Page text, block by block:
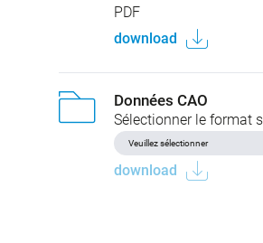
PDF
download
Données CAO
Sélectionner le format
download